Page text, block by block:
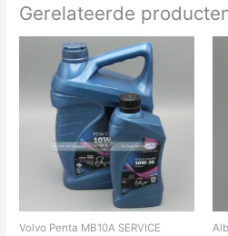
Gerelateerde
Volvo Penta MB10A SERVICE
Prijsklasse:
€10.50
tot
€55.64
Dit
product
heeft
meerdere
variaties.
Deze
optie
kan
gekozen
worden